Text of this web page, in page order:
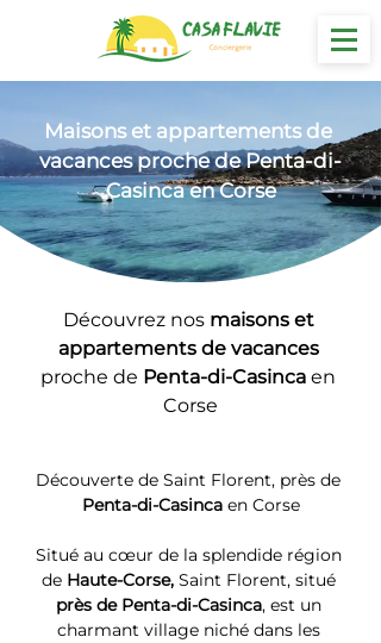
Maisons et appartements de
vacances proche de Penta-di-
Casinca en Corse
Découvrez nos maisons et
appartements de vacances
proche de Penta-di-Casinca en
Corse
Découverte de Saint Florent, près de
Penta-di-Casinca en Corse
Situé au cœur de la splendide région
de Haute-Corse, Saint Florent, situé
près de Penta-di-Casinca, est un
charmant village niché dans les